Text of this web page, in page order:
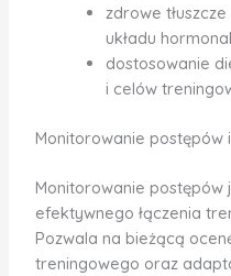
zdrowe
układu
dostosowanie
i celów
Monitorowanie postępów
Monitorowanie
efektywnego łączenia
Pozwala na bieżącą
treningowego oraz